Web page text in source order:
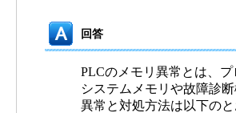
回答
PLCのメモリ異常とは、
システムメモリや故障診
異常と対処方法は以下のと